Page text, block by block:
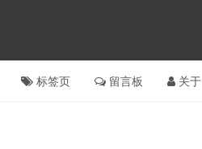
标签页 留言板 关于